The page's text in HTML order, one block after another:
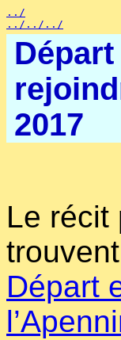
../
../../../
2017
Le récit
Départ